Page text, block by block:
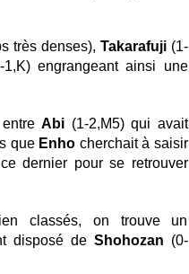
très denses), Takarafuji(1-
1,K) engrangeant ainsi une
entreAbi (1-2,M5) qui avait
que Enho cherchait à saisir
dernier pour se retrouver
classés, on trouve un
disposé de Shohozan (0-